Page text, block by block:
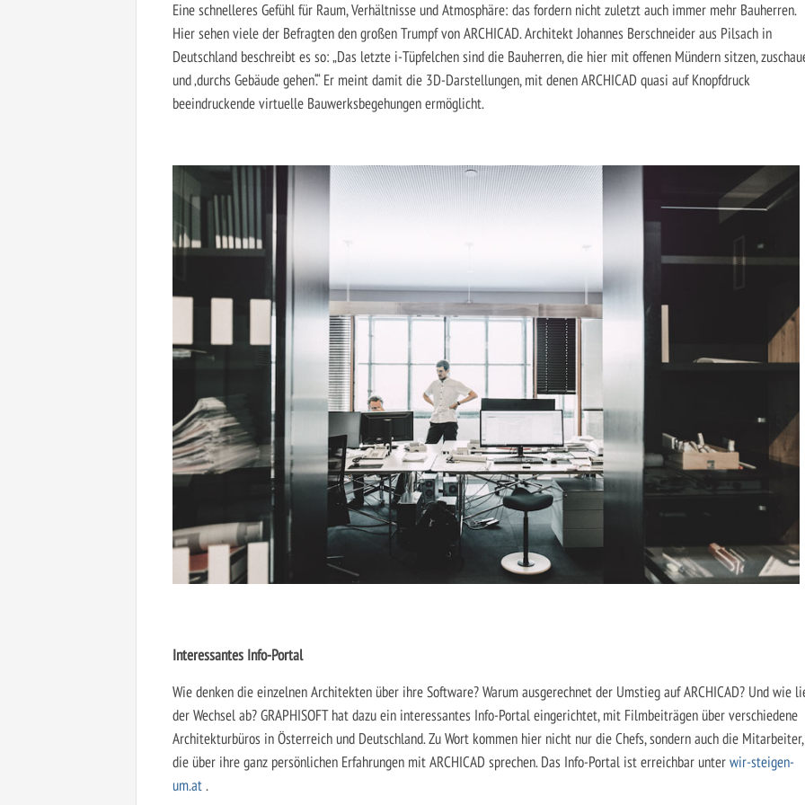
Eine schnelleres Gefühl für Raum, Verhältnisse und Atmosphäre: das fordern nicht zuletzt auch immer mehr Bauherren.
Hier sehen viele der Befragten den großen Trumpf von ARCHICAD. Architekt Johannes Berschneider aus Pilsach in
Deutschland beschreibt es so: „Das letzte i-Tüpfelchen sind die Bauherren, die hier mit offenen Mündern sitzen,
und ‚durchs Gebäude gehen‘.“ Er meint damit die 3D-Darstellungen, mit denen ARCHICAD quasi auf Knopfdruck
beeindruckende virtuelle Bauwerksbegehungen ermöglicht.
Interessantes Info-Portal
Wie denken die einzelnen Architekten über ihre Software? Warum ausgerechnet der Umstieg auf ARCHICAD? Und wie
der Wechsel ab? GRAPHISOFT hat dazu ein interessantes Info-Portal eingerichtet, mit Filmbeiträgen über verschiedene
Architekturbüros in Österreich und Deutschland. Zu Wort kommen hier nicht nur die Chefs, sondern auch die Mitarbeiter,
die über ihre ganz persönlichen Erfahrungen mit ARCHICAD sprechen. Das Info-Portal ist erreichbar unterwir-steigen-
um.at.